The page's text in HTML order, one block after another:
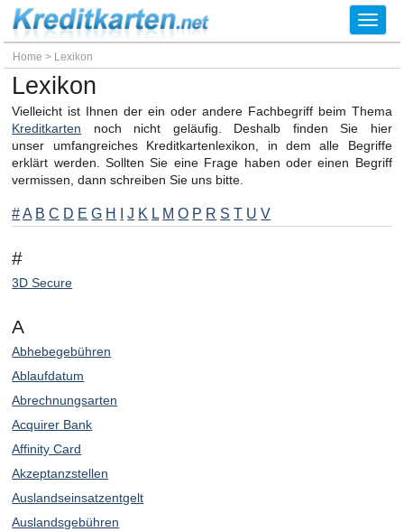
Home > Lexikon
Lexikon
Vielleicht ist Ihnen der ein oder andere Fachbegriff beim Thema
Kreditkarten noch nicht geläufig. Deshalb finden Sie hier
unser umfangreiches Kreditkartenlexikon, in dem alle Begriffe
erklärt werden. Sollten Sie eine Frage haben oder einen Begriff
vermissen, dann schreiben Sie uns bitte.
#A B C D E G H J K L M O P R S T U V
#
3D Secure
A
Abhebegebühren
Ablaufdatum
Abrechnungsarten
Acquirer Bank
Affinity Card
Akzeptanzstellen
Auslandseinsatzentgelt
Auslandsgebühren